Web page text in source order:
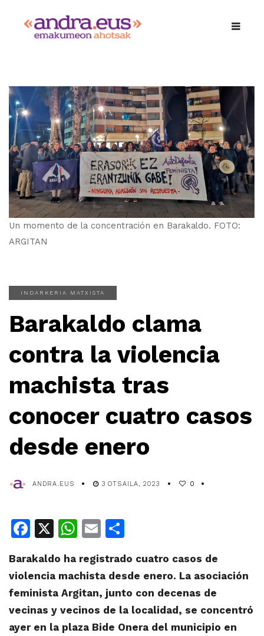
Un momento de la concentración en Barakaldo. FOTO:
ARGITAN
INDARKERIA MATXISTA
Barakaldo clama
contra la violencia
machista tras
conocer cuatro casos
desde enero
ANDRA.EUS 3 OTSAILA, 2023 0
Facebook
X WhatsApp
Email
Barakaldo ha registrado cuatro casos de
violencia machista desde enero. La asociación
feminista Argitan, junto con decenas de
vecinas y vecinos de la localidad, se concentró
ayer en la plaza Bide Onera del municipio en